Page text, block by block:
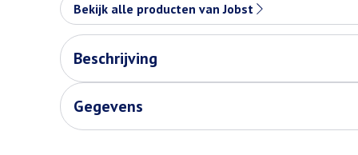
Bekijk alle producten van Jobst
Beschrijving
Gegevens